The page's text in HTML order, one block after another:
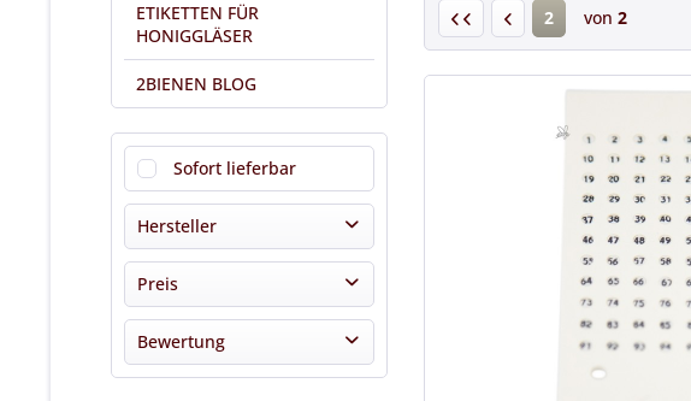
ETIKETTEN FÜR
HONIGGLÄSER
2BIENEN BLOG
Sofort lieferbar
Hersteller
2BIENEN
Imkereibedarf Buschhausen
Park Plus
STÖHR
Preis
von1,85 €bis46,50 €
Bewertung
2 von 2